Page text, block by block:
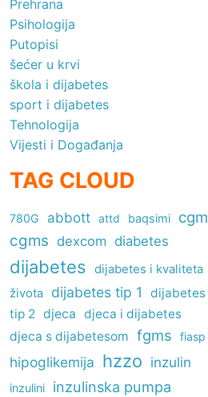
Prehrana
Psihologija
Putopisi
šećer u krvi
škola i dijabetes
sport i dijabetes
Tehnologija
Vijesti i Događanja
TAG CLOUD
780G abbott attd baqsimi cgm
cgms dexcom diabetes
dijabetes
dijabetes i kvaliteta
života
dijabetes tip 1
dijabetes
tip 2 djeca djeca i dijabetes
djeca s dijabetesom fgms fiasp
hipoglikemija hzzo inzulin
inzulini inzulinska pumpa